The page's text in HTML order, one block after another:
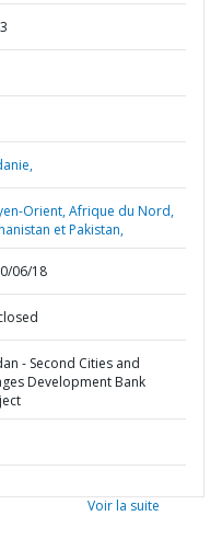
Orient, Afrique du Nord,
et Pakistan,
06/18
- Second Cities and
Development Bank
Voir la suite